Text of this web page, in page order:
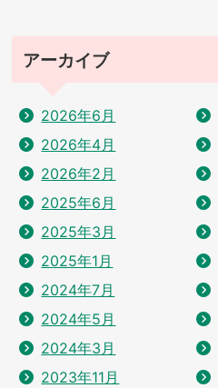
アーカイブ
2026年6月
2026年4月
2026年2月
2025年6月
2025年3月
2025年1月
2024年7月
2024年5月
2024年3月
2023年11月